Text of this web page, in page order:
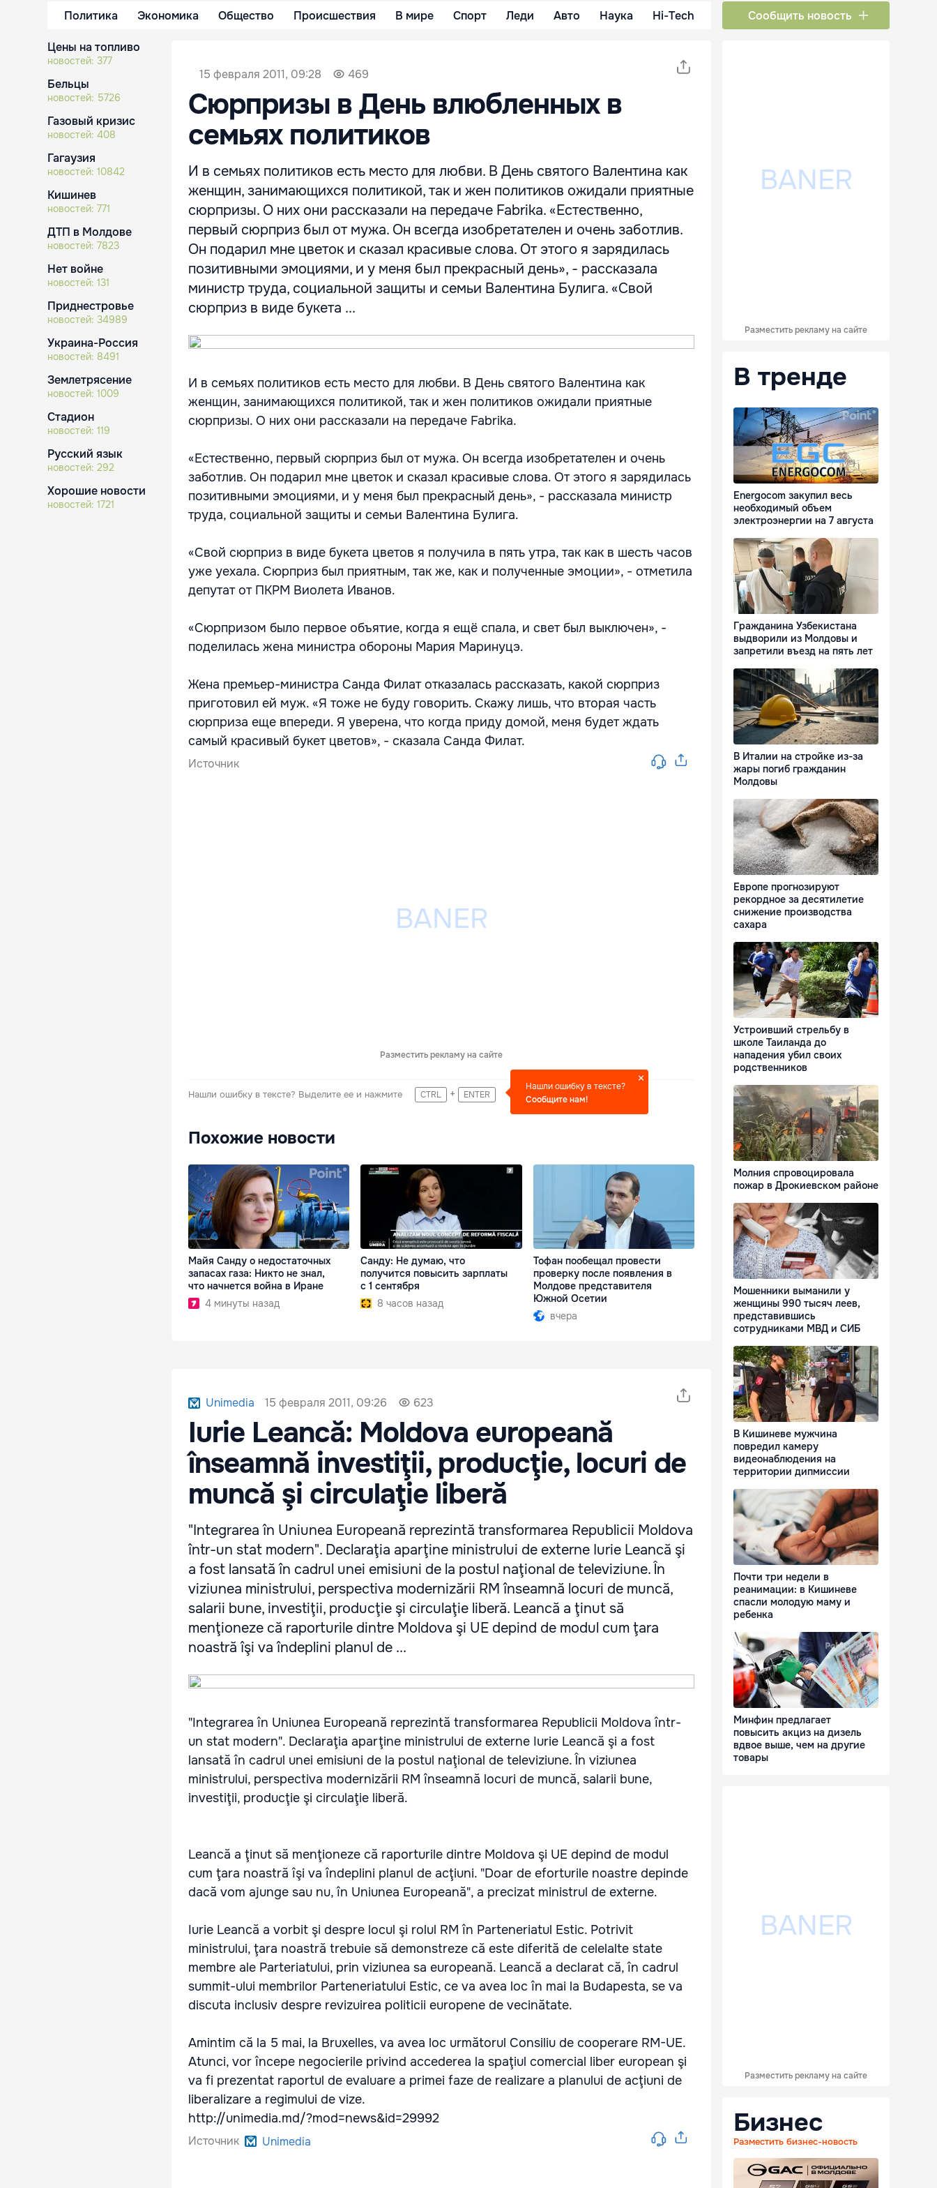
Политика Экономика Общество Происшествия В мире Спорт Леди Авто Наука Hi-Tech Сообщить новость
Цены на топливо
новостей: 377
Бельцы
новостей: 5726
Газовый кризис
новостей: 408
Гагаузия
новостей: 10842
Кишинев
новостей: 771
ДТП в Молдове
новостей: 7823
Нет войне
новостей: 131
Приднестровье
новостей: 34989
Украина-Россия
новостей: 8491
Землетрясение
новостей: 1009
Стадион
новостей: 119
Русский язык
новостей: 292
Хорошие новости
новостей: 1721
15 февраля 2011, 09:28 469
Сюрпризы в День влюбленных в
семьях политиков
И в семьях политиков есть место для любви. В День святого Валентина как
женщин, занимающихся политикой, так и жен политиков ожидали приятные
сюрпризы. О них они рассказали на передаче Fabrika. «Естественно,
первый сюрприз был от мужа. Он всегда изобретателен и очень заботлив.
Он подарил мне цветок и сказал красивые слова. От этого я зарядилась
позитивными эмоциями, и у меня был прекрасный день», - рассказала
министр труда, социальной защиты и семьи Валентина Булига. «Свой
сюрприз в виде букета ...
И в семьях политиков есть место для любви. В День святого Валентина как
женщин, занимающихся политикой, так и жен политиков ожидали приятные
сюрпризы. О них они рассказали на передаче Fabrika.
«Естественно, первый сюрприз был от мужа. Он всегда изобретателен и очень
заботлив. Он подарил мне цветок и сказал красивые слова. От этого я зарядилась
позитивными эмоциями, и у меня был прекрасный день», - рассказала министр
труда, социальной защиты и семьи Валентина Булига.
«Свой сюрприз в виде букета цветов я получила в пять утра, так как в шесть часов
уже уехала. Сюрприз был приятным, так же, как и полученные эмоции», - отметила
депутат от ПКРМ Виолета Иванов.
«Сюрпризом было первое объятие, когда я ещё спала, и свет был выключен», -
поделилась жена министра обороны Мария Маринуцэ.
Жена премьер-министра Санда Филат отказалась рассказать, какой сюрприз
приготовил ей муж. «Я тоже не буду говорить. Скажу лишь, что вторая часть
сюрприза еще впереди. Я уверена, что когда приду домой, меня будет ждать
самый красивый букет цветов», - сказала Санда Филат.
Источник
Разместить рекламу на сайте
Нашли ошибку в тексте? Выделите ее и нажмите CTRL + ENTER
Нашли ошибку в тексте?
Сообщите нам!
Похожие новости
Майя Санду о недостаточных
запасах газа: Никто не знал,
что начнется война в Иране
4 минуты назад
Санду: Не думаю, что
получится повысить зарплаты
с 1 сентября
8 часов назад
Тофан пообещал провести
проверку после появления в
Молдове представителя
Южной Осетии
вчера
Unimedia 15 февраля 2011, 09:26 623
Iurie Leancă: Moldova europeană
înseamnă investiţii, producţie, locuri de
muncă şi circulaţie liberă
"Integrarea în Uniunea Europeană reprezintă transformarea Republicii Moldova
într-un stat modern". Declaraţia aparţine ministrului de externe Iurie Leancă şi
a fost lansată în cadrul unei emisiuni de la postul naţional de televiziune. În
viziunea ministrului, perspectiva modernizării RM înseamnă locuri de muncă,
salarii bune, investiţii, producţie şi circulaţie liberă. Leancă a ţinut să
menţioneze că raporturile dintre Moldova şi UE depind de modul cum ţara
noastră îşi va îndeplini planul de ...
"Integrarea în Uniunea Europeană reprezintă transformarea Republicii Moldova într-
un stat modern". Declaraţia aparţine ministrului de externe Iurie Leancă şi a fost
lansată în cadrul unei emisiuni de la postul naţional de televiziune. În viziunea
ministrului, perspectiva modernizării RM înseamnă locuri de muncă, salarii bune,
investiţii, producţie şi circulaţie liberă.
Leancă a ţinut să menţioneze că raporturile dintre Moldova şi UE depind de modul
cum ţara noastră îşi va îndeplini planul de acţiuni. "Doar de eforturile noastre depinde
dacă vom ajunge sau nu, în Uniunea Europeană", a precizat ministrul de externe.
Iurie Leancă a vorbit şi despre locul şi rolul RM în Parteneriatul Estic. Potrivit
ministrului, ţara noastră trebuie să demonstreze că este diferită de celelalte state
membre ale Parteriatului, prin viziunea sa europeană. Leancă a declarat că, în cadrul
summit-ului membrilor Parteneriatului Estic, ce va avea loc în mai la Budapesta, se va
discuta inclusiv despre revizuirea politicii europene de vecinătate.
Amintim că la 5 mai, la Bruxelles, va avea loc următorul Consiliu de cooperare RM-UE.
Atunci, vor începe negocierile privind accederea la spaţiul comercial liber european şi
va fi prezentat raportul de evaluare a primei faze de realizare a planului de acţiuni de
liberalizare a regimului de vize.
http://unimedia.md/?mod=news&id=29992
Источник Unimedia
Разместить рекламу на сайте
В тренде
Energocom закупил весь
необходимый объем
электроэнергии на 7 августа
Гражданина Узбекистана
выдворили из Молдовы и
запретили въезд на пять лет
В Италии на стройке из-за
жары погиб гражданин
Молдовы
Европе прогнозируют
рекордное за десятилетие
снижение производства
сахара
Устроивший стрельбу в
школе Таиланда до
нападения убил своих
родственников
Молния спровоцировала
пожар в Дрокиевском районе
Мошенники выманили у
женщины 990 тысяч леев,
представившись
сотрудниками МВД и СИБ
В Кишиневе мужчина
повредил камеру
видеонаблюдения на
территории дипмиссии
Почти три недели в
реанимации: в Кишиневе
спасли молодую маму и
ребенка
Минфин предлагает
повысить акциз на дизель
вдвое выше, чем на другие
товары
Разместить рекламу на сайте
Бизнес
Разместить бизнес-новость